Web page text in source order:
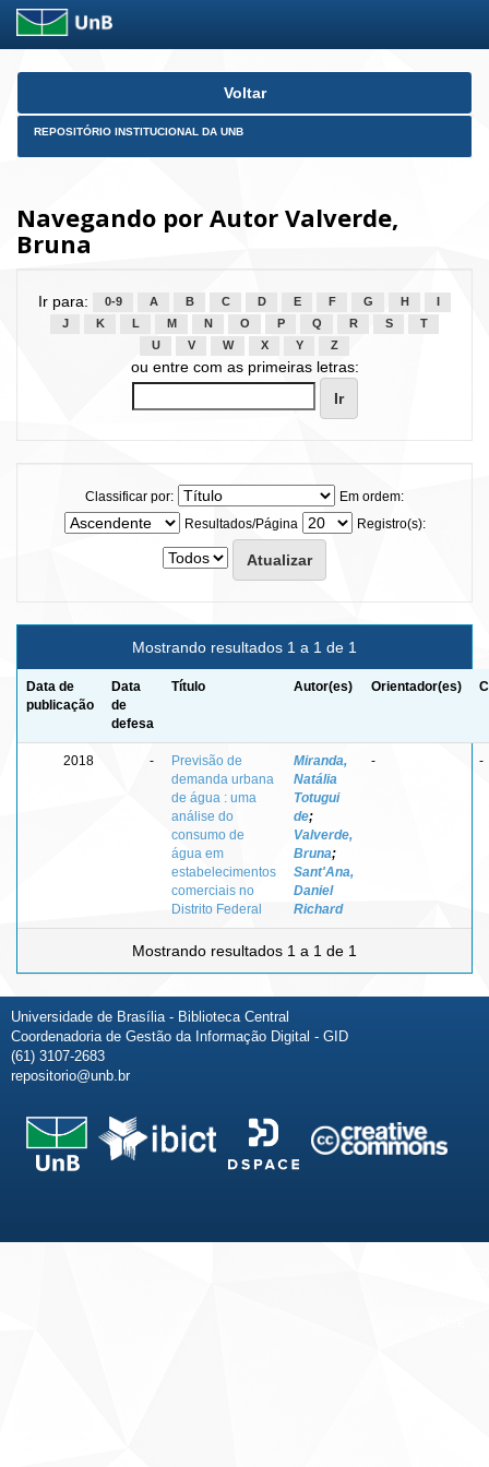
Skip
Voltar
REPOSITÓRIO INSTITUCIONAL DA UNB
Navegando por Autor Valverde,
Bruna
Ir para: 0-9 A B C D E F G H
J
K L M N O P Q R S
T
U
V W X Y Z
ou entre com as primeiras letras:
Classificar por:
Em ordem:
Resultados/Página
Registro(s):
Mostrando resultados 1 a 1 de 1
Data de
publicação
Data
de
defesa
Título Autor(es) Orientador(es)
2018 -
Previsão de
demanda urbana
de água : uma
análise do
consumo de
água em
estabelecimentos
comerciais no
Distrito Federal
Miranda,
Natália
Totugui
de;
Valverde,
Bruna;
Sant'Ana,
Daniel
Richard
- -
Mostrando resultados 1 a 1 de 1
Universidade de Brasília - Biblioteca Central
Coordenadoria de Gestão da Informação Digital - GID
(61) 3107-2683
repositorio@unb.br